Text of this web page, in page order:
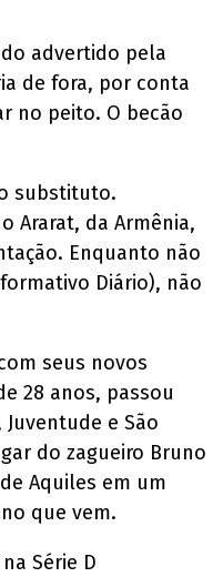
advertido pela
de fora, por conta
no peito. O becão
substituto.
Ararat, da Armênia,
Enquanto não
Diário), não
seus novos
28 anos, passou
e São
do zagueiro Bruno
Aquiles em um
que vem.
Série D